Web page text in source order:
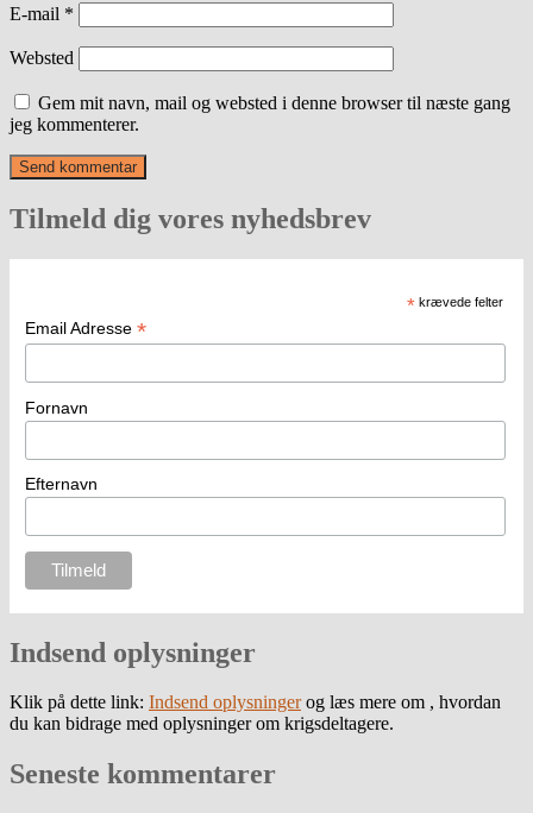
E-mail *
Websted
Gem mit navn, mail og websted i denne browser til næste gang
jeg kommenterer.
Tilmeld dig vores nyhedsbrev
* krævede felter
Email Adresse *
Fornavn
Efternavn
Indsend oplysninger
Klik på dette link: Indsend oplysningerog læs mere om , hvordan
du kan bidrage med oplysninger om krigsdeltagere.
Seneste kommentarer